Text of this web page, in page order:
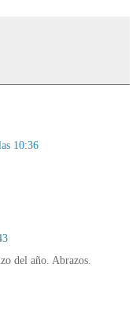
10:36
del año. Abrazos.